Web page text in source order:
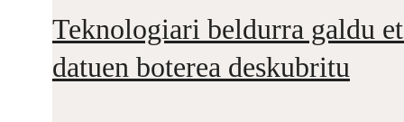
Teknologiari beldurra galdu
datuen boterea deskubritu